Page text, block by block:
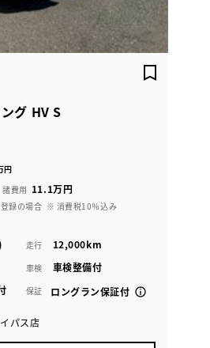
グ HV S
円
諸費用 11.1万円
録の場合 ※ 消費税10％込み
走行 12,000km
車検 車検整備付
保証 ロングラン保証付
パス店